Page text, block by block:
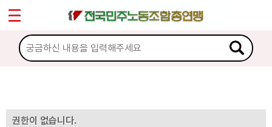
권한이 없습니다.
마이페이지
소개
노동상담